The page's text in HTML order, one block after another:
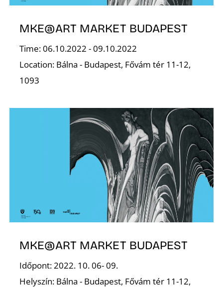
MKE@ART MARKET BUDAPEST
Time: 06.10.2022 - 09.10.2022
Location: Bálna - Budapest, Fővám tér 11-12,
1093
MKE@ART MARKET BUDAPEST
Időpont: 2022. 10. 06- 09.
Helyszín: Bálna - Budapest, Fővám tér 11-12,